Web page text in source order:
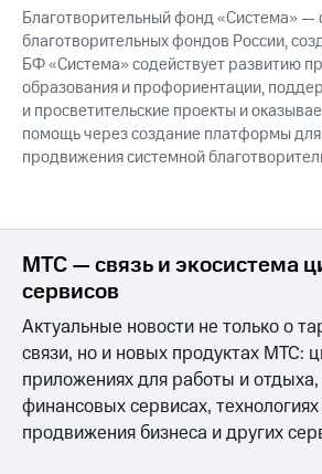
Благотворительный фонд «Система» —
благотворительных фондов России,
БФ «Система» содействует развитию
образования и профориентации,
и просветительские проекты и
помощь через создание платформы
продвижения системной
МТС — связь и экосистема
сервисов
Актуальные новости не только о
связи, но и новых продуктах МТС:
приложениях для работы и
финансовых сервисах,
продвижения бизнеса и других